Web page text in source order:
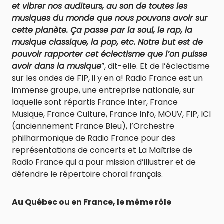
et vibrer nos auditeurs, au son de toutes les
musiques du monde que nous pouvons avoir sur
cette planète. Ça passe par la soul, le rap, la
musique classique, la pop, etc. Notre but est de
pouvoir rapporter cet éclectisme que l’on puisse
avoir dans la musique”, dit-elle. Et de l’éclectisme
sur les ondes de FIP, il y en a! Radio France est un
immense groupe, une entreprise nationale, sur
laquelle sont répartis France Inter, France
Musique, France Culture, France Info, MOUV, FIP, ICI
(anciennement France Bleu), l’Orchestre
philharmonique de Radio France pour des
représentations de concerts et La Maîtrise de
Radio France qui a pour mission d’illustrer et de
défendre le répertoire choral français.
Au Québec ou en France, le même rôle